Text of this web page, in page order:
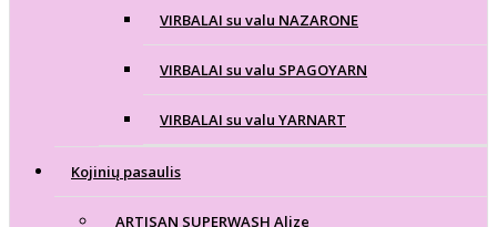
VIRBALAI su valu NAZARONE
VIRBALAI su valu SPAGOYARN
VIRBALAI su valu YARNART
Kojinių pasaulis
ARTISAN SUPERWASH Alize